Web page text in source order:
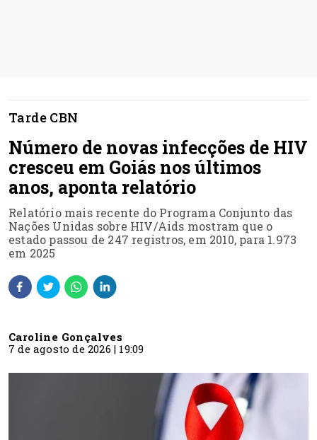
Tarde CBN
Número de novas infecções de HIV
cresceu em Goiás nos últimos
anos, aponta relatório
Relatório mais recente do Programa Conjunto das
Nações Unidas sobre HIV/Aids mostram que o
estado passou de 247 registros, em 2010, para 1.973
em 2025
Caroline Gonçalves
7 de agosto de 2026 | 19:09